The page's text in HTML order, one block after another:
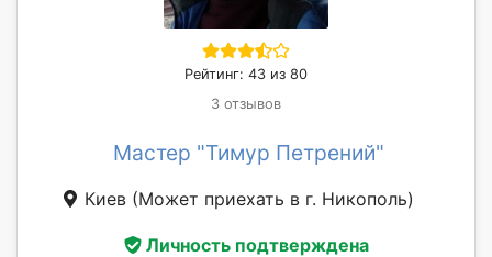
Рейтинг: 43 из 80
3 отзывов
Мастер "Тимур Петрений"
Киев (Может приехать в г. Никополь)
Личность подтверждена